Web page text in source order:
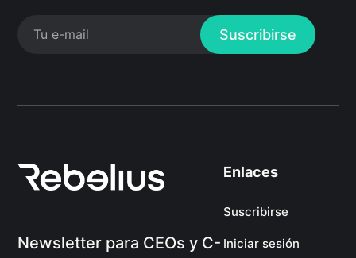
Suscribirse
Newsletter para CEOs y C-
Enlaces
Suscribirse
Iniciar sesión